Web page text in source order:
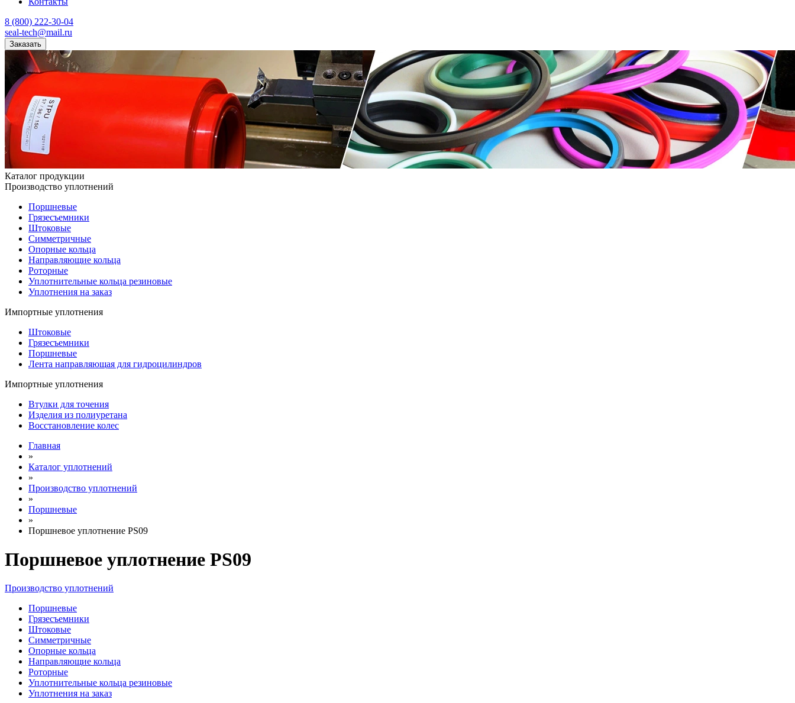
8 (800) 222-30-04
seal-tech@mail.ru
Заказать
Каталог продукции
Производство уплотнений
Поршневые
Грязесъемники
Штоковые
Симметричные
Опорные кольца
Направляющие кольца
Роторные
Уплотнительные кольца резиновые
Уплотнения на заказ
Импортные уплотнения
Штоковые
Грязесъемники
Поршневые
Лента направляющая для гидроцилиндров
Импортные уплотнения
Втулки для точения
Изделия из полиуретана
Восстановление колес
Главная
»
Каталог уплотнений
»
Производство уплотнений
»
Поршневые
»
Поршневое уплотнение PS09
Поршневое уплотнение PS09
Производство уплотнений
Поршневые
Грязесъемники
Штоковые
Симметричные
Опорные кольца
Направляющие кольца
Роторные
Уплотнительные кольца резиновые
Уплотнения на заказ